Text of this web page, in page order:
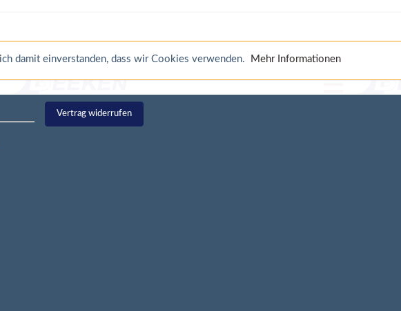
damit einverstanden, dass wir Cookies verwenden. Mehr Informationen
Vertrag widerrufen